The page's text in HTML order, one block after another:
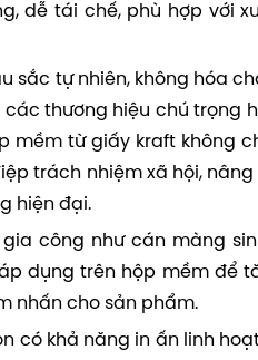
dễ tái chế, phù hợp với
sắc tự nhiên, không hóa
thương hiệu chú trọng
mềm từ giấy kraft không
trách nhiệm xã hội,
hiện đại.
công như cán màng
dụng trên hộp mềm để
nhấn cho sản phẩm.
có khả năng in ấn linh